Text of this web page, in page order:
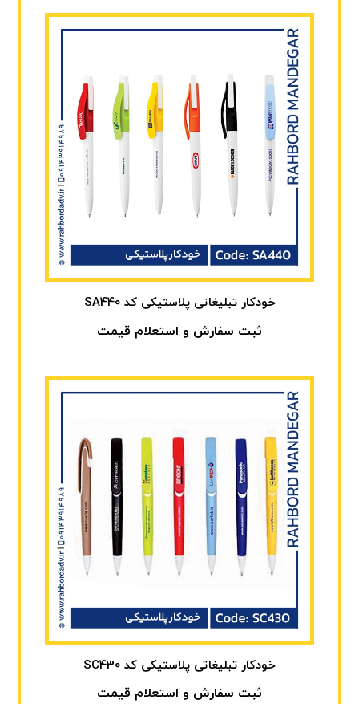
خودکار تبلیغاتی پلاستیکی کد SA440
ثبت سفارش و استعلام قیمت
خودکار تبلیغاتی پلاستیکی کد SC430
ثبت سفارش و استعلام قیمت